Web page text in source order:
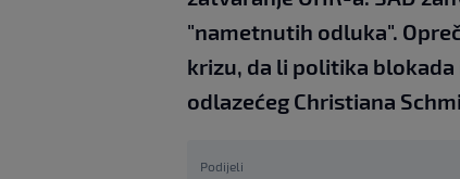
"nametnutih odluka".
krizu, da li politika
odlazećeg Christiana
Podijeli